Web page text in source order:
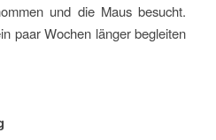
und die Maus besucht.
paar Wochen länger begleiten